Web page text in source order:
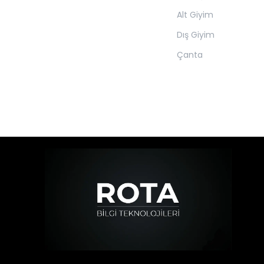
Alt Giyim
Dış Giyim
Çanta